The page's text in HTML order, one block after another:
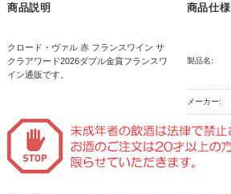
商品説明
クロード・ヴァル 赤 フランスワイン サ
クラアワード2026ダブル金賞フランスワ
イン通販です。
商品仕様
製品名:
メーカー: